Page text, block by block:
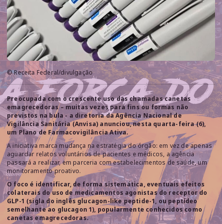
© Receita Federal/divulgação
Preocupada com o crescente uso das chamadas canetas
emagrecedoras – muitas vezes para fins ou formas não
previstos na bula - a diretoria da Agência Nacional de
Vigilância Sanitária (Anvisa) anunciou, nesta quarta-feira (6),
um Plano de Farmacovigilância Ativa.
A iniciativa marca mudança na estratégia do órgão: em vez de apenas
aguardar relatos voluntários de pacientes e médicos, a agência
passará a realizar, em parceria com estabelecimentos de saúde, um
monitoramento proativo.
O foco é identificar, de forma sistemática, eventuais efeitos
colaterais do uso de medicamentos agonistas do receptor do
GLP‑1 (sigla do inglês glucagon-like peptide-1, ou peptídeo
semelhante ao glucagon 1), popularmente conhecidos como
canetas emagrecedoras.